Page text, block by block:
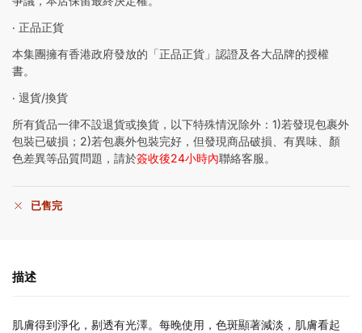
‧ 正品正貨
本集團擁有香港政府發放的「正品正貨」認證及各大品牌的授權
書。
‧ 退貨/換貨
所有貨品一律不設退貨或換貨，以下特殊情況除外：1)若發現包裹外
包裝已破損；2)若包裹外包裝完好，但發現商品破損、有異味、顏
色差異等品質問題，請於簽收後24小時內聯絡客服。
已售完
描述
肌膚得到淨化，剔透有光澤。每晚使用，色斑顯著減淡，肌膚看起